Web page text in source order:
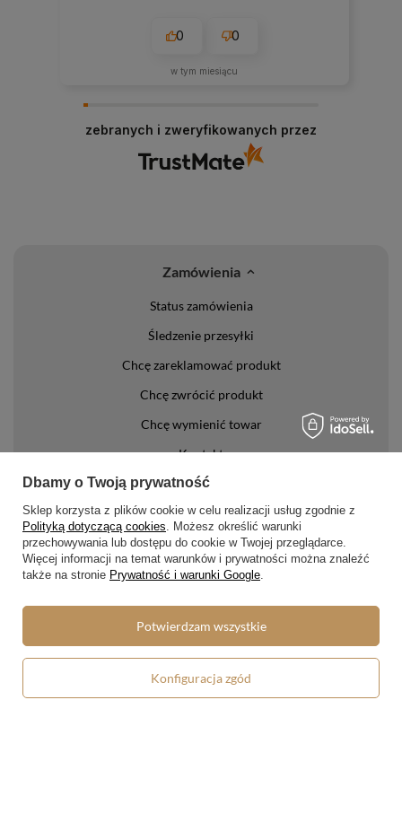
0 0
w tym miesiącu
zebranych i zweryfikowanych przez
Zamówienia
Status zamówienia
Śledzenie przesyłki
Chcę zareklamować produkt
Chcę zwrócić produkt
Chcę wymienić towar
Kontakt
Regulaminy
Regulamin
Lista form płatności
Zasady dotyczące zwrotów
Formy dostawy
Dbamy o Twoją prywatność
Sklep korzysta z plików cookie w celu realizacji usług zgodnie z
Polityką dotyczącą cookies. Możesz określić warunki
przechowywania lub dostępu do cookie w Twojej przeglądarce.
Więcej informacji na temat warunków i prywatności można znaleźć
także na stronie Prywatność i warunki Google.
Konfiguracja zgód
Potwierdzam wszystkie